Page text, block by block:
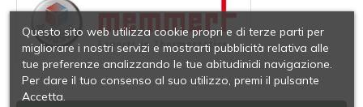
Questo sito web utilizza cookie propri e di terze parti per
migliorare i nostri servizi e mostrarti pubblicità relativa alle
tue preferenze analizzando le tue abitudinidi navigazione.
Per dare il tuo consenso al suo utilizzo, premi il pulsante
Accetta.